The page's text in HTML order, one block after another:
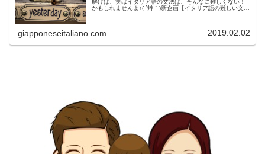
解けば、実はイタリア語の文法は、そんなに難しくない！
かもしれませんよ♪( ´艸｀)新企画【イタリア語の難しい文法
giapponeseitaliano.com 2019.02.02